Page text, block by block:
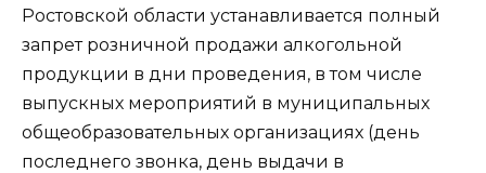
Ростовской области устанавливается полный
запрет розничной продажи алкогольной
продукции в дни проведения, в том числе
выпускных мероприятий в муниципальных
общеобразовательных организациях (день
последнего звонка, день выдачи в